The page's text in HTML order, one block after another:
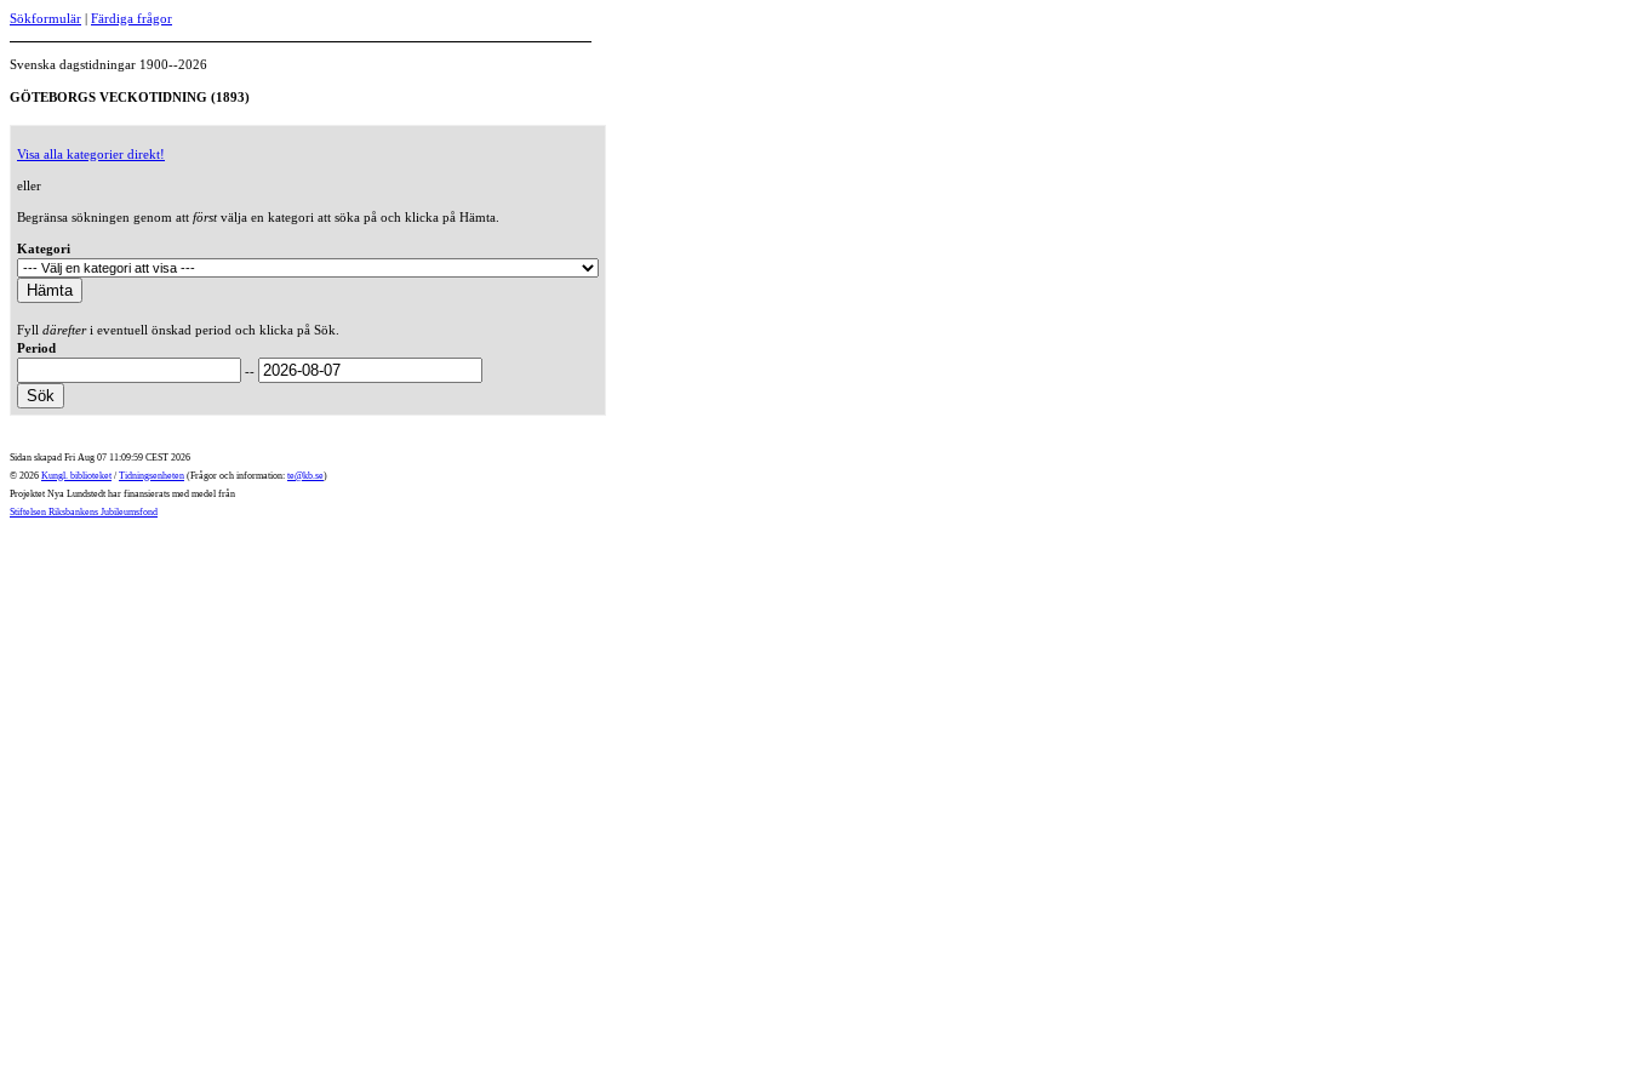
Sökformulär | Färdiga frågor
Svenska dagstidningar 1900--2026
GÖTEBORGS VECKOTIDNING (1893)
Visa alla kategorier direkt!
eller
Begränsa sökningen genom att förstvälja en kategori att söka på och klicka på Hämta.
Kategori
Fyll därefteri eventuell önskad period och klicka på Sök.
Period
--
Sidan skapad Fri Aug 07 11:09:59 CEST 2026
© 2026 Kungl. biblioteket / Tidningsenheten (Frågor och information: te@kb.se)
Projektet Nya Lundstedt har finansierats med medel från
Stiftelsen Riksbankens Jubileumsfond